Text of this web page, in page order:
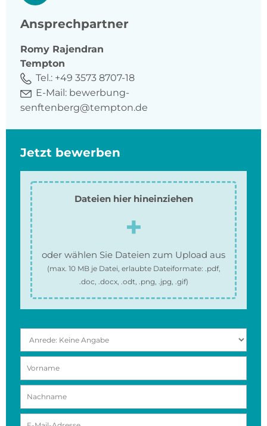
Ansprechpartner
Romy Rajendran
Tempton
Tel.: +49 3573 8707-18
E-Mail: bewerbung-
senftenberg@tempton.de
Jetzt bewerben
Dateien hier hineinziehen
oder wählen Sie Dateien zum Upload aus
(max. 10 MBje Datei, erlaubte Dateiformate: .pdf,
.doc, .docx, .odt, .png, .jpg, .gif)